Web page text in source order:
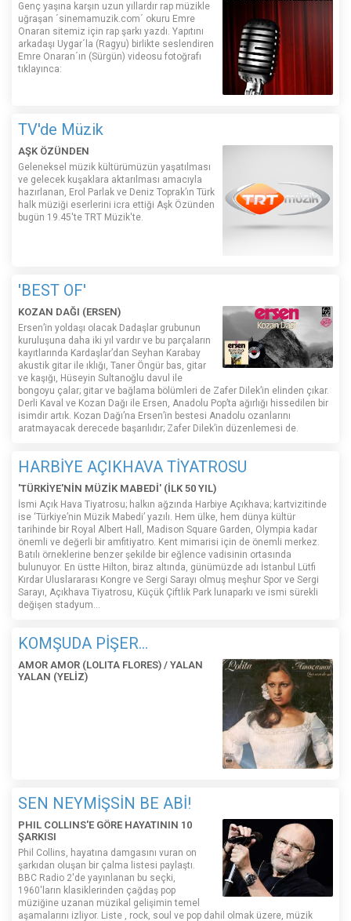
Genç yaşına karşın uzun yıllardır rap müzikle
uğraşan ´sinemamuzik.com´ okuru Emre
Onaran sitemiz için rap şarkı yazdı. Yapıtını
arkadaşı Uygar´la (Ragyu) birlikte seslendiren
Emre Onaran´ın (Sürgün) videosu fotoğrafı
tıklayınca:
TV'de Müzik
AŞK ÖZÜNDEN
Geleneksel müzik kültürümüzün yaşatılması
ve gelecek kuşaklara aktarılması amacıyla
hazırlanan, Erol Parlak ve Deniz Toprak’ın Türk
halk müziği eserlerini icra ettiği Aşk Özünden
bugün 19.45'te TRT Müzik'te.
'BEST OF'
KOZAN DAĞI (ERSEN)
Ersen’in yoldaşı olacak Dadaşlar grubunun
kuruluşuna daha iki yıl vardır ve bu parçaların
kayıtlarında Kardaşlar’dan Seyhan Karabay
akustik gitar ile ıklığı, Taner Öngür bas, gitar
ve kaşığı, Hüseyin Sultanoğlu davul ile
bongoyu çalar; gitar ve bağlama bölümleri de Zafer Dilek’in elinden çıkar.
Derli Kaval ve Kozan Dağı ile Ersen, Anadolu Pop’ta ağırlığı hissedilen bir
isimdir artık. Kozan Dağı’na Ersen’in bestesi Anadolu ozanlarını
aratmayacak derecede başarılıdır; Zafer Dilek’in düzenlemesi de.
HARBİYE AÇIKHAVA TİYATROSU
'TÜRKİYE'NİN MÜZİK MABEDİ' (İLK 50 YIL)
İsmi Açık Hava Tiyatrosu; halkın ağzında Harbiye Açıkhava; kartvizitinde
ise ‘Türkiye’nin Müzik Mabedi’ yazılı. Hem ülke, hem dünya kültür
tarihinde bir Royal Albert Hall, Madison Square Garden, Olympia kadar
önemli ve değerli bir amfitiyatro. Kent mimarisi için de önemli merkez.
Batılı örneklerine benzer şekilde bir eğlence vadisinin ortasında
bulunuyor. En üstte Hilton, biraz altında, günümüzde adı İstanbul Lütfi
Kırdar Uluslararası Kongre ve Sergi Sarayı olmuş meşhur Spor ve Sergi
Sarayı, Açıkhava Tiyatrosu, Küçük Çiftlik Park lunaparkı ve ismi sürekli
değişen stadyum…
KOMŞUDA PİŞER...
AMOR AMOR (LOLITA FLORES) / YALAN
YALAN (YELİZ)
SEN NEYMİŞSİN BE ABİ!
PHIL COLLINS'E GÖRE HAYATININ 10
ŞARKISI
Phil Collins, hayatına damgasını vuran on
şarkıdan oluşan bir çalma listesi paylaştı.
BBC Radio 2'de yayınlanan bu seçki,
1960'ların klasiklerinden çağdaş pop
müziğine uzanan müzikal gelişimin temel
aşamalarını izliyor. Liste , rock, soul ve pop dahil olmak üzere, müzik